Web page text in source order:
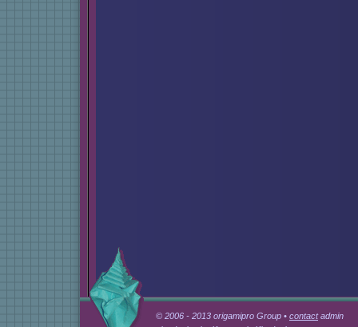
© 2006 - 2013 origamipro Group • contactadmin